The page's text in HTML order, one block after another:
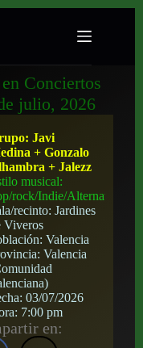
Conciertos
julio, 2026
Javi
+ Gonzalo
+ Jalezz
musical:
rock/Indie/Alternativo
recinto:Jardines
Viveros
Valencia
Valencia
03/07/2026
7:00 pm
en: